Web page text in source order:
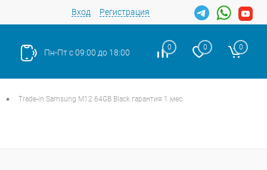
Вход Регистрация
Пн-Пт с 09:00 до 18:00
0 0 0
• Trade-in Samsung M12 64GB Black гарантия 1 мес